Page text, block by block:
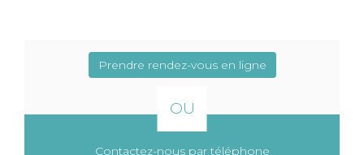
Prendre rendez-vous en ligne
OU
Contactez-nous par téléphone